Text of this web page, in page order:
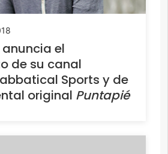
el
de su canal
Sports y de
original Puntapié